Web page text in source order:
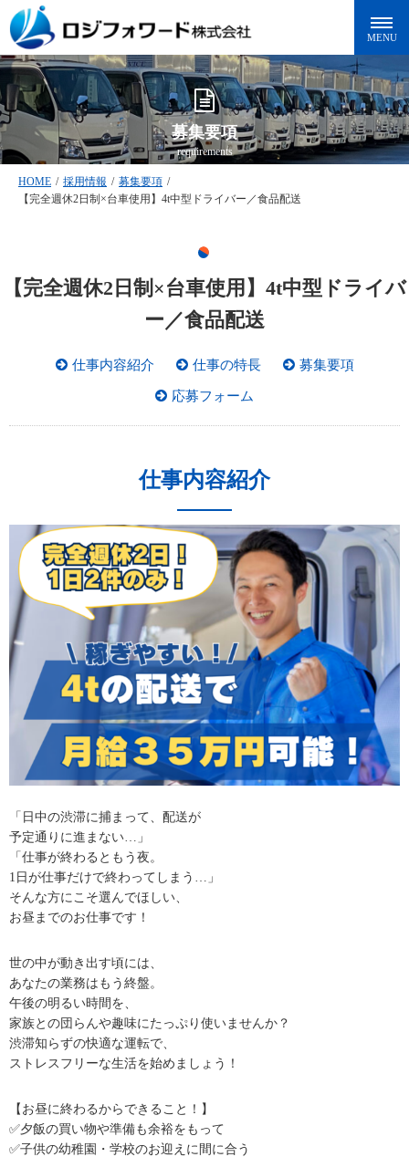
募集要項
requirements
HOME / 採用情報 / 募集要項 /
【完全週休2日制×台車使用】4t中型ドライバー／食品配送
【完全週休2日制×台車使用】4t中型ドライバ
ー／食品配送
仕事内容紹介 仕事の特長 募集要項
応募フォーム
仕事内容紹介
「日中の渋滞に捕まって、配送が
予定通りに進まない…」
「仕事が終わるともう夜。
1日が仕事だけで終わってしまう…」
そんな方にこそ選んでほしい、
お昼までのお仕事です！
世の中が動き出す頃には、
あなたの業務はもう終盤。
午後の明るい時間を、
家族との団らんや趣味にたっぷり使いませんか？
渋滞知らずの快適な運転で、
ストレスフリーな生活を始めましょう！
【お昼に終わるからできること！】
✅夕飯の買い物や準備も余裕をもって
✅子供の幼稚園・学校のお迎えに間に合う